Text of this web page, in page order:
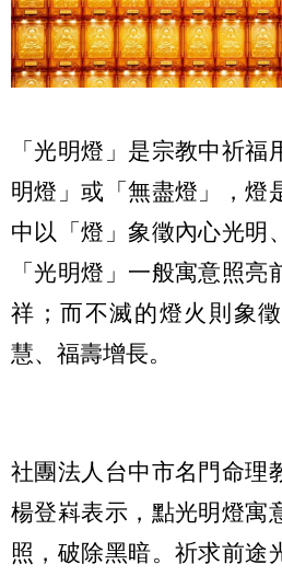
「光明燈」是宗教中祈
明燈」或「無盡燈」，燈
中以「燈」象徵內心光明
「光明燈」一般寓意照
祥；而不滅的燈火則象
慧、福壽增長。
社團法人台中市名門命理
楊登嵙表示，點光明燈寓
照，破除黑暗。祈求前途